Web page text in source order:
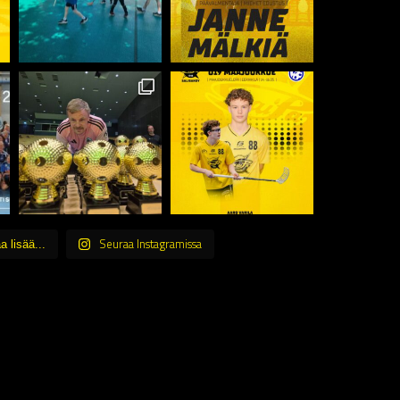
lisää... Seuraa Instagramissa